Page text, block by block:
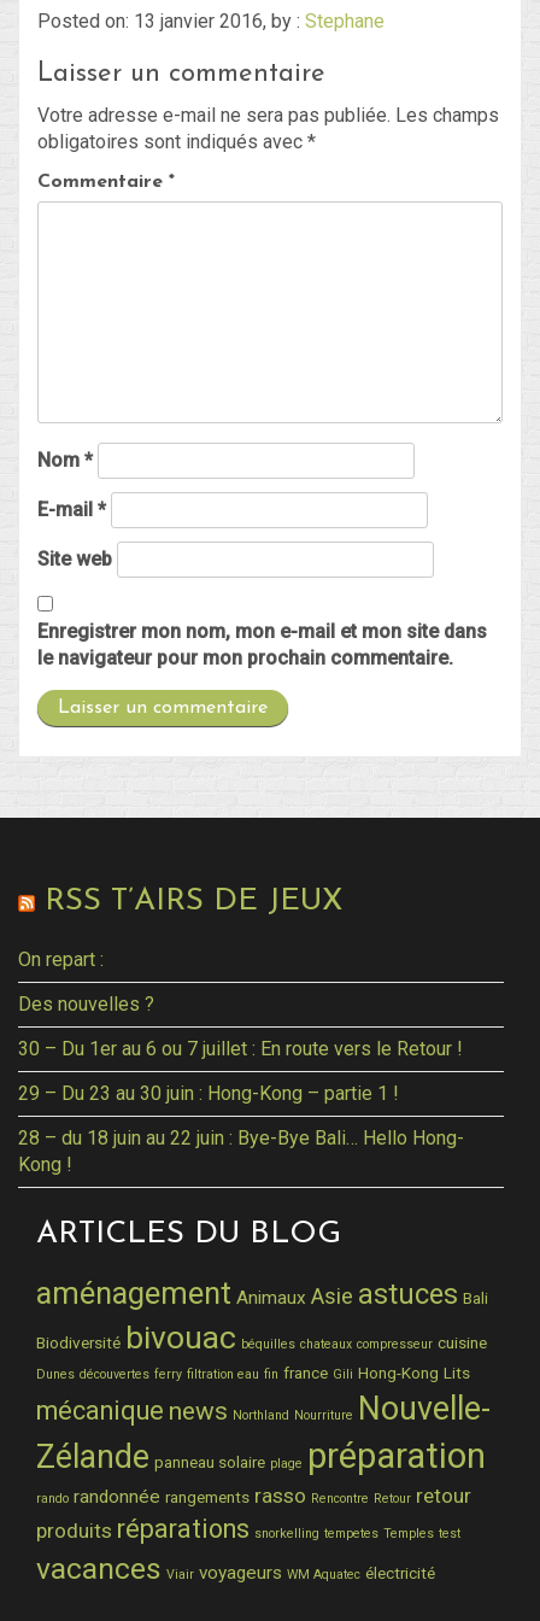
Blog
Non classé
Posted on: 13 janvier 2016, by : Stephane
Laisser un commentaire
Votre adresse e-mail ne sera pas publiée. Les champs
obligatoires sont indiqués avec *
Commentaire *
Nom *
E-mail *
Site web
Enregistrer mon nom, mon e-mail et mon site dans
le navigateur pour mon prochain commentaire.
RSS T’AIRS DE JEUX
On repart :
Des nouvelles ?
30 – Du 1er au 6 ou 7 juillet : En route vers le Retour !
29 – Du 23 au 30 juin : Hong-Kong – partie 1 !
28 – du 18 juin au 22 juin : Bye-Bye Bali… Hello Hong-
Kong !
ARTICLES DU BLOG
aménagement Animaux Asie astuces Bali
Biodiversité bivouac béquilles chateaux compresseur cuisine
Dunes découvertes ferry filtration eau fin france Gili Hong-Kong Lits
mécanique news Northland Nourriture Nouvelle-
Zélande panneau solaire plage préparation
rando randonnée rangements rasso Rencontre Retour retour
produits réparations snorkelling tempetes Temples test
vacances Viair voyageurs WM Aquatec électricité